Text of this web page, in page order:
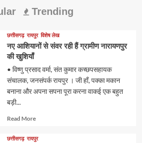
Trending
छत्तीसगढ़ रायपुर विशेष लेख
नए आशियानों से संवर रही हैं ग्रामीण नारायणपुर
की खुशियाँ
• विष्णु प्रसाद वर्मा, संत कुमार कच्छपसहायक
संचालक, जनसंपर्क रायपुर । जी हाँ, पक्का मकान
बनाना और अपना सपना पूरा करना वाकई एक बहुत
बड़ी...
Read MoreRead
about
छत्तीसगढ़ रायपुर